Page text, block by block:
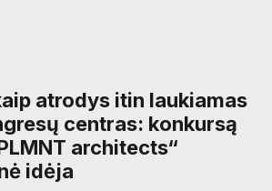
atrodys itin laukiamas
centras: konkursą
architects“
idėja